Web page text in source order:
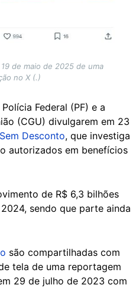
de maio de 2025 de uma
no X (.)
Federal (PF) e a
(CGU) divulgarem em 23
Desconto, que investiga
autorizados em benefícios
de R$ 6,3 bilhões
sendo que parte ainda
são compartilhadas com
tela de uma reportagem
29 de julho de 2023 com